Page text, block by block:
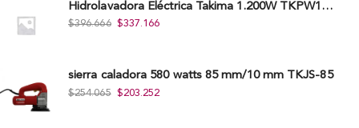
Hidrolavadora Eléctrica Takima 1.200W TKPW1200-13
$396.666 $337.166
sierra caladora 580 watts 85 mm/10 mm TKJS-85
$254.065 $203.252